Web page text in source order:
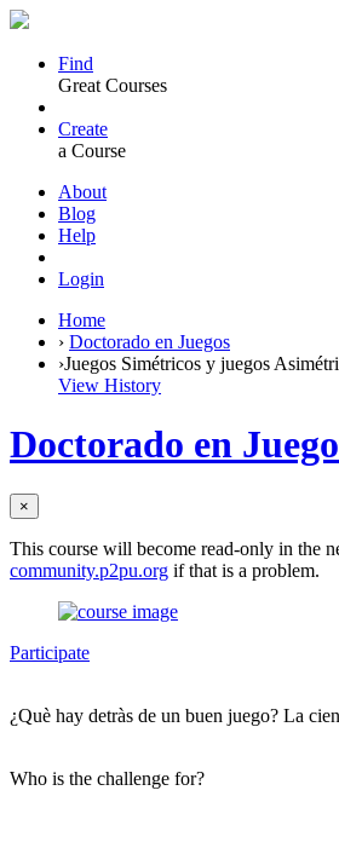
Find
Great Courses
Create
a Course
About
Blog
Help
Login
Home
› Doctorado en Juegos
›Juegos Simétricos y juegos
View History
Doctorado en
×
This course will become read-only in the
community.p2pu.org if that is a problem.
Participate
¿Què hay detràs de un buen juego? La
Who is the challenge for?